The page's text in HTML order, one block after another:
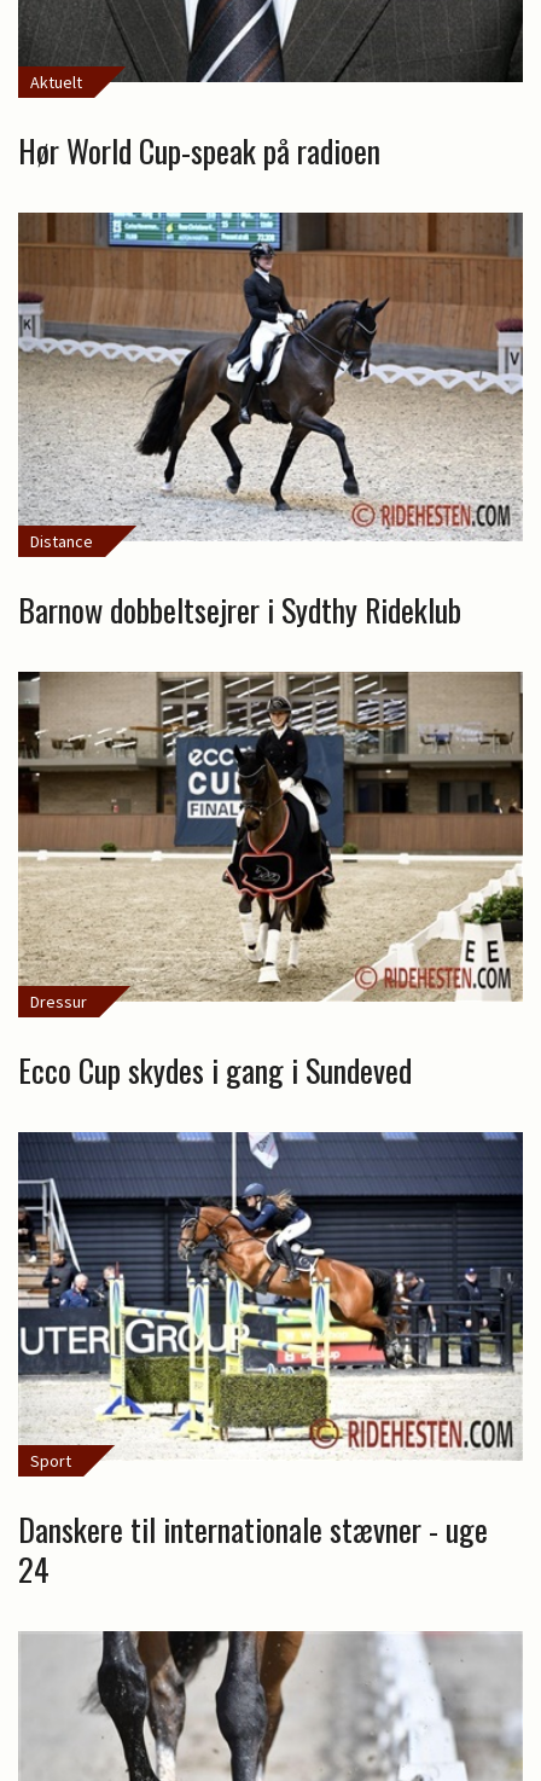
Aktuelt
Hør World Cup-speak på radioen
Distance
Barnow dobbeltsejrer i Sydthy Rideklub
Dressur
Ecco Cup skydes i gang i Sundeved
Sport
Danskere til internationale stævner - uge
24